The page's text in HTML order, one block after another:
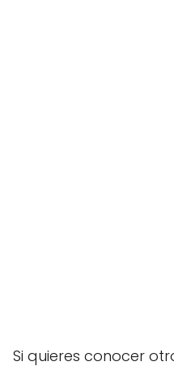
Si quieres conocer